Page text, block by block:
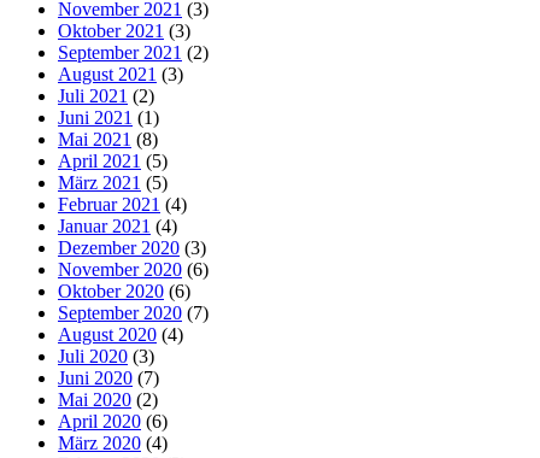
November 2021 (3)
Oktober 2021 (3)
September 2021 (2)
August 2021 (3)
Juli 2021 (2)
Juni 2021 (1)
Mai 2021 (8)
April 2021 (5)
März 2021 (5)
Februar 2021 (4)
Januar 2021 (4)
Dezember 2020 (3)
November 2020 (6)
Oktober 2020 (6)
September 2020 (7)
August 2020 (4)
Juli 2020 (3)
Juni 2020 (7)
Mai 2020 (2)
April 2020 (6)
März 2020 (4)